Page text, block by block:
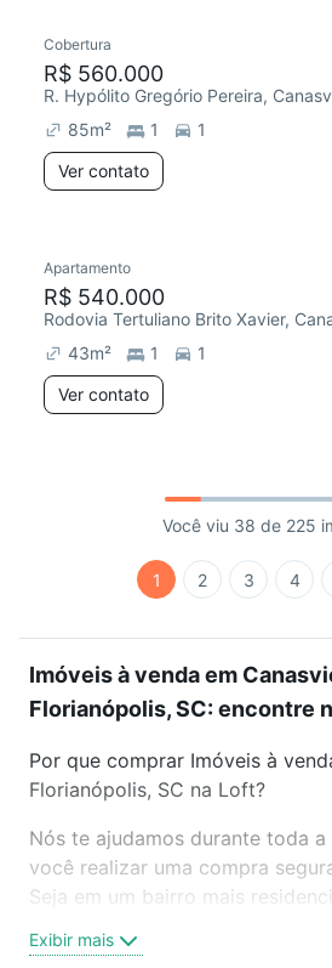
Cobertura
R$ 560.000
R. Hypólito Gregório Pereira,
85m² 1
1
Ver contato
Apartamento
R$ 540.000
Rodovia Tertuliano Brito Xavier,
43m² 1
1
Ver contato
Você viu 38 de 225
1 2 3 4
Imóveis à venda em
Florianópolis, SC: encontre
Por que comprar Imóveis à
Florianópolis, SC na Loft?
Nós te ajudamos durante toda
você realizar uma compra
Seja em um bairro mais
oferta ideal de Imóveis à venda
Exibir mais